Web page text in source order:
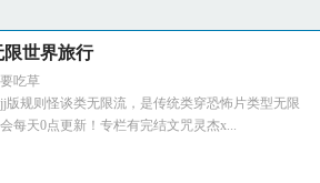
限世界旅行
吃草
版规则怪谈类无限流，是传统类穿恐怖片类型无限
每天0点更新！专栏有完结文咒灵杰x...